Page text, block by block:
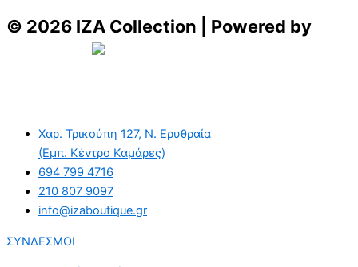
© 2026 IZA Collection | Powered by
Χαρ. Τρικούπη 127, Ν. Ερυθραία
(Εμπ. Κέντρο Καμάρες)
694 799 4716
210 807 9097
info@izaboutique.gr
ΣΥΝΔΕΣΜΟΙ